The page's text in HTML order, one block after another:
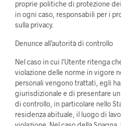
proprie politiche di protezione
in ogni caso, responsabili per i
sulla privacy.
Denunce all’autorità di controllo
Nel caso in cui l’Utente ritenga
violazione delle norme in vigore
personali vengono trattati, egli
giurisdizionale e di presentare
di controllo, in particolare nello
residenza abituale, il luogo di